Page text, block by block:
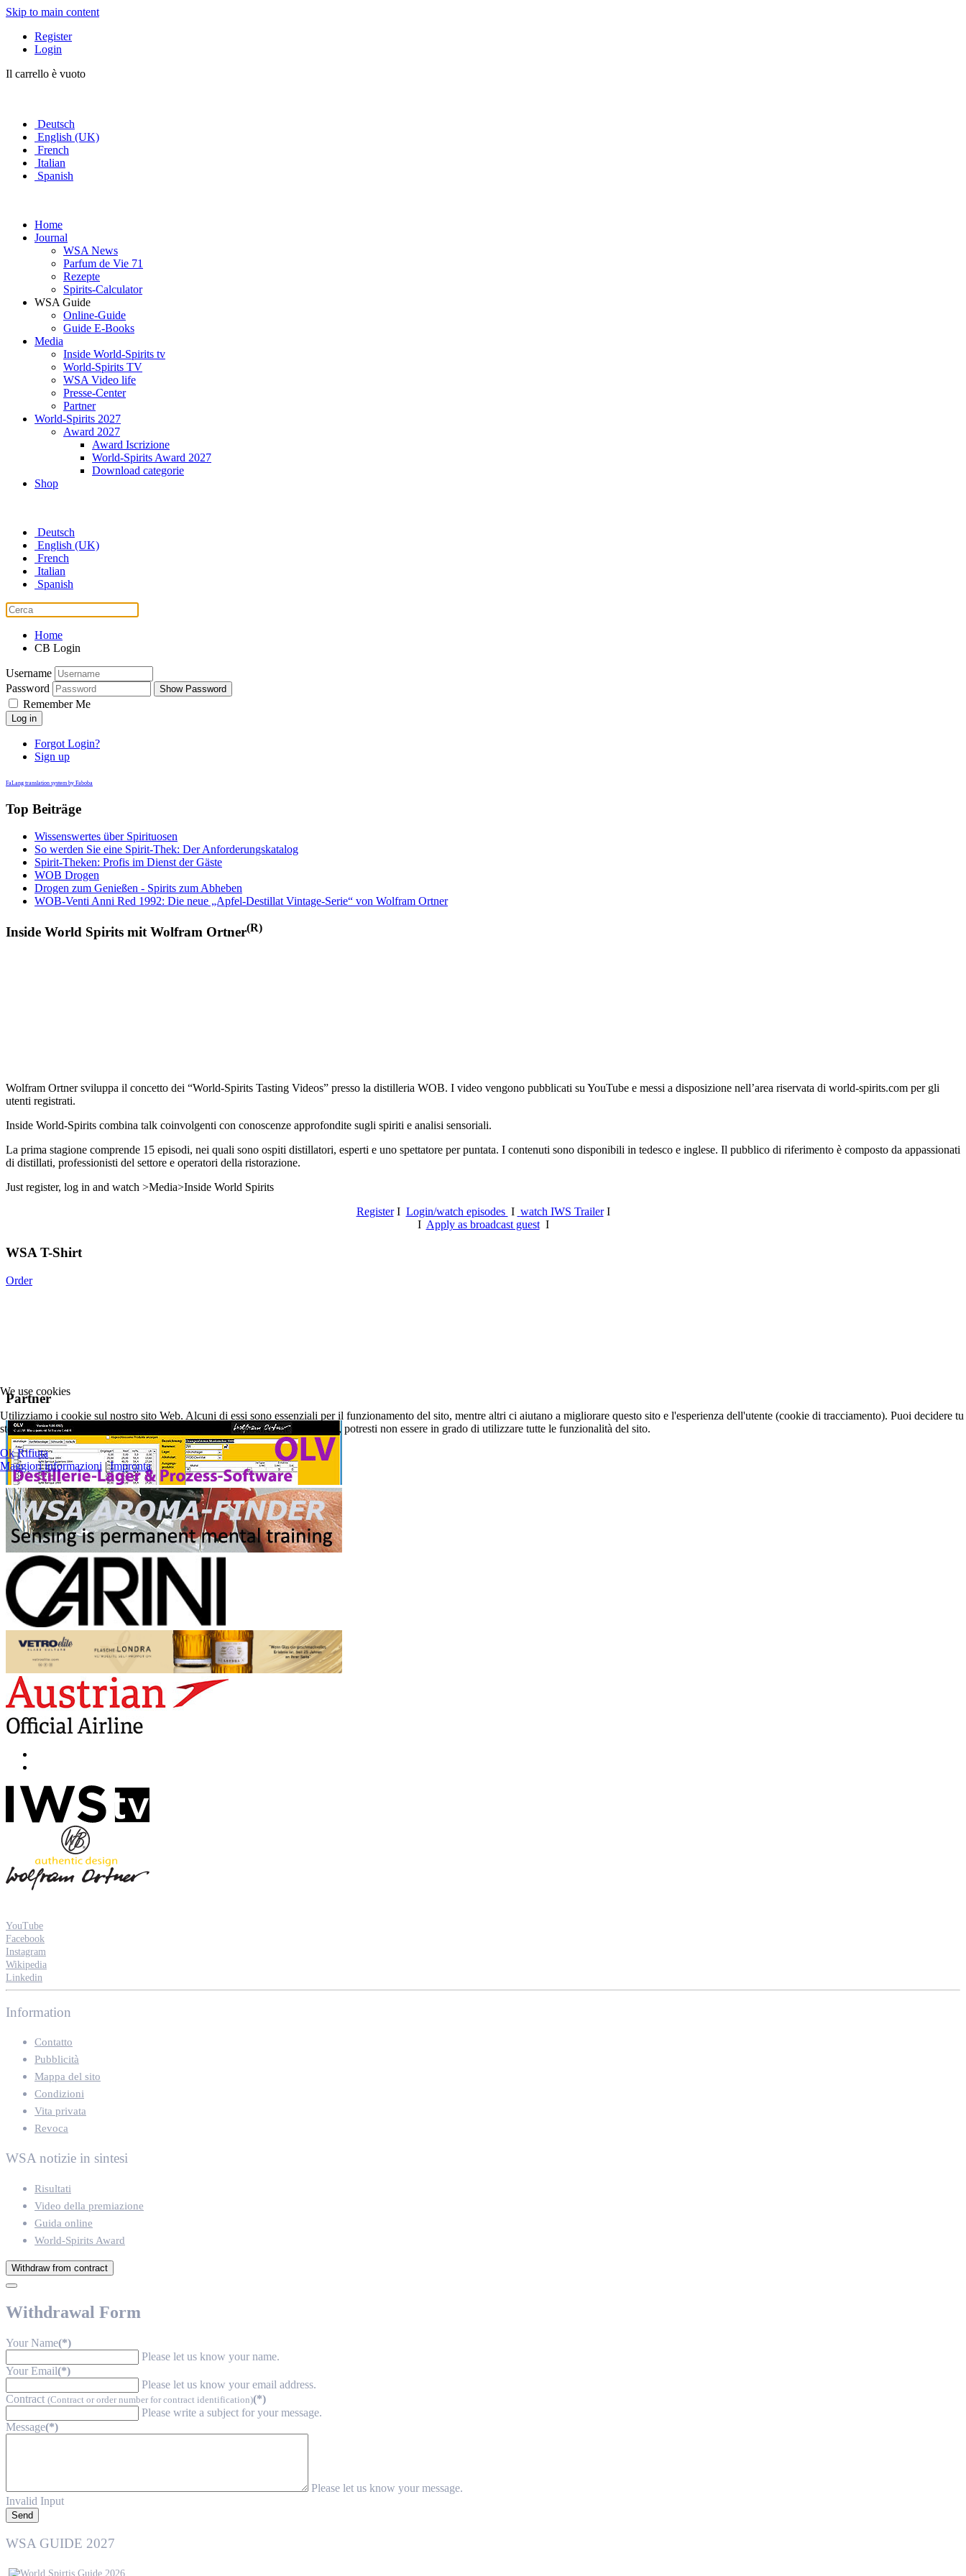
Skip to main content
Register
Login
Il carrello è vuoto
Deutsch
English (UK)
French
Italian
Spanish
Home
Journal
WSA News
Parfum de Vie 71
Rezepte
Spirits-Calculator
WSA Guide
Online-Guide
Guide E-Books
Media
Inside World-Spirits tv
World-Spirits TV
WSA Video life
Presse-Center
Partner
World-Spirits 2027
Award 2027
Award Iscrizione
World-Spirits Award 2027
Download categorie
Shop
Deutsch
English (UK)
French
Italian
Spanish
Home
CB Login
Username
Password
Show Password
Remember Me
Log in
Forgot Login?
Sign up
FaLang translation system by Faboba
Top Beiträge
Wissenswertes über Spirituosen
So werden Sie eine Spirit-Thek: Der Anforderungskatalog
Spirit-Theken: Profis im Dienst der Gäste
WOB Drogen
Drogen zum Genießen - Spirits zum Abheben
WOB-Venti Anni Red 1992: Die neue „Apfel-Destillat Vintage-Serie“ von Wolfram Ortner
Inside World Spirits mit Wolfram Ortner(R)
Wolfram Ortner sviluppa il concetto dei “World-Spirits Tasting Videos” presso la distilleria WOB. I video vengono pubblicati su YouTube e messi a disposizione nell’area riservata di world-spirits.com per gli
utenti registrati.
Inside World-Spirits combina talk coinvolgenti con conoscenze approfondite sugli spiriti e analisi sensoriali.
La prima stagione comprende 15 episodi, nei quali sono ospiti distillatori, esperti e uno spettatore per puntata. I contenuti sono disponibili in tedesco e inglese. Il pubblico di riferimento è composto da appassionati
di distillati, professionisti del settore e operatori della ristorazione.
Just register, log in and watch >Media>Inside World Spirits
RegisterI Login/watch episodes I watch IWS TrailerI
I Apply as broadcast guestI
WSA T-Shirt
Order
Partner
YouTube
Facebook
Instagram
Wikipedia
Linkedin
Information
Contatto
Pubblicità
Mappa del sito
Condizioni
Vita privata
Revoca
WSA notizie in sintesi
Risultati
Video della premiazione
Guida online
World-Spirits Award
Withdraw from contract
Withdrawal Form
Your Name(*)
Please let us know your name.
Your Email(*)
Please let us know your email address.
Contract (Contract or order number for contract identification)(*)
Please write a subject for your message.
Message(*)
Please let us know your message.
Invalid Input
Send
WSA GUIDE 2027
We use cookies
Utilizziamo i cookie sul nostro sito Web. Alcuni di essi sono essenziali per il funzionamento del sito, mentre altri ci aiutano a migliorare questo sito e l'esperienza dell'utente (cookie di tracciamento). Puoi decidere tu
stesso se consentire o meno i cookie. Ti preghiamo di notare che se li rifiuti, potresti non essere in grado di utilizzare tutte le funzionalità del sito.
Ok Rifiuta
Maggiori informazioni |Impronta